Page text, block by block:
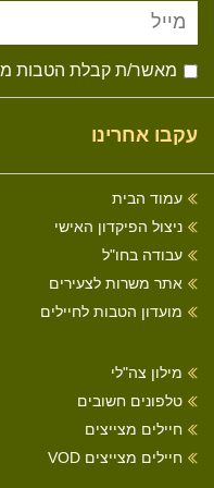
מאשר/ת קבלת הטבות
עקבו אחרינו
עמוד הבית
ניצול הפיקדון האישי
עבודה בחו"ל
אתר משרות לצעירים
מועדון הטבות לחיילים
מילון צה"לי
טלפונים חשובים
חיילים מצייצים
חיילים מצייצים VOD